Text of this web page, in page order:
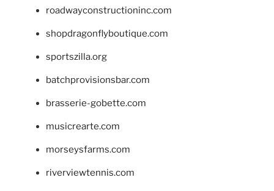
roadwayconstructioninc.com
shopdragonflyboutique.com
sportszilla.org
batchprovisionsbar.com
brasserie-gobette.com
musicrearte.com
morseysfarms.com
riverviewtennis.com